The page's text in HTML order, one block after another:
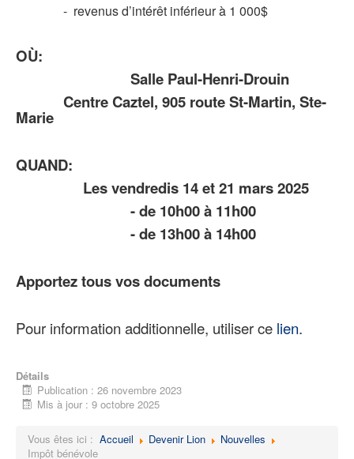
- revenus d’intérêt inférieur à 1 000$
OÙ:
Salle Paul-Henri-Drouin
Centre Caztel, 905 route St-Martin, Ste-
Marie
QUAND:
Les vendredis 14 et 21 mars 2025
- de 10h00 à 11h00
- de 13h00 à 14h00
Apportez tous vos documents
Pour information additionnelle, utiliser ce lien.
Détails
Publication : 26 novembre 2023
Mis à jour : 9 octobre 2025
Vous êtes ici : Accueil Devenir Lion
Nouvelles
Impôt bénévole